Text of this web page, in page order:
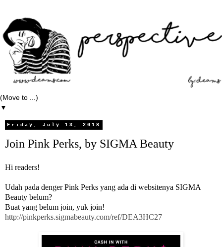
▼
Friday, July 13, 2018
Join Pink Perks, by SIGMA Beauty
Hi readers!
Udah pada denger Pink Perks yang ada di websitenya SIGMA
Beauty belum?
Buat yang belum join, yuk join!
http://pinkperks.sigmabeauty.com/ref/DEA3HC27